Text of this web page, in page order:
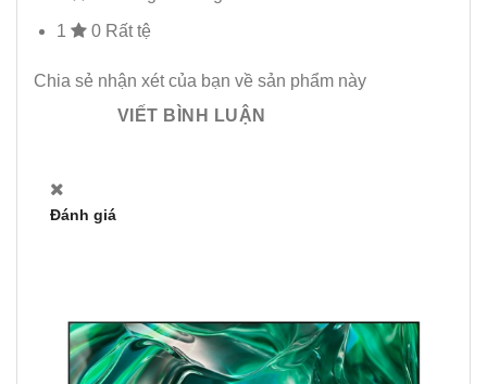
1 0 Rất tệ
Chia sẻ nhận xét của bạn về sản phẩm này
VIẾT BÌNH LUẬN
Đánh giá